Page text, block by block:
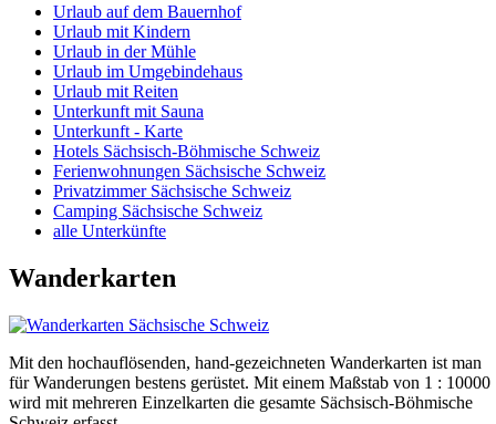
Urlaub auf dem Bauernhof
Urlaub mit Kindern
Urlaub in der Mühle
Urlaub im Umgebindehaus
Urlaub mit Reiten
Unterkunft mit Sauna
Unterkunft - Karte
Hotels Sächsisch-Böhmische Schweiz
Ferienwohnungen Sächsische Schweiz
Privatzimmer Sächsische Schweiz
Camping Sächsische Schweiz
alle Unterkünfte
Wanderkarten
Mit den hochauflösenden, hand-gezeichneten Wanderkarten ist man
für Wanderungen bestens gerüstet. Mit einem Maßstab von 1 : 10000
wird mit mehreren Einzelkarten die gesamte Sächsisch-Böhmische